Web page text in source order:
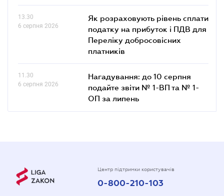
13.30
6 серпня 2026
Як розраховують рівень сплати
податку на прибуток і ПДВ для
Переліку добросовісних
платників
11.30
6 серпня 2026
Нагадування: до 10 серпня
подайте звіти № 1-ВП та № 1-
ОП за липень
Центр підтримки користувачів
0-800-210-103